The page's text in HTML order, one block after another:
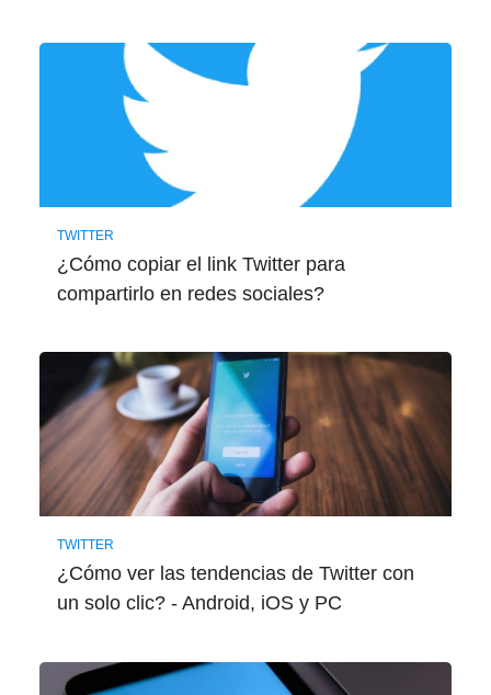
TWITTER
¿Cómo copiar el link Twitter para
compartirlo en redes sociales?
TWITTER
¿Cómo ver las tendencias de Twitter con
un solo clic? - Android, iOS y PC